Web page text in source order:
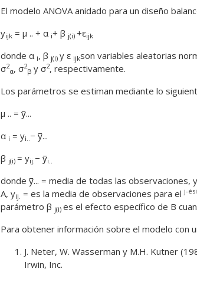
El modelo ANOVA anidado para un diseño
yijk = μ .. + α i+ β j(i) +εijk
donde α i, β j(i) y ε ijkson variables aleatorias
σ2
α, σ2
β y σ2, respectivamente.
Los parámetros se estiman mediante lo
μ .. = y̅...
α i = yi.. − y̅...
β j(i) = yij. − y̅i..
donde y̅... = media de todas las observaciones, y
A, yij. = es la media de observaciones para elj-
parámetro β j(i) es el efecto específico de B
Para obtener información sobre el modelo con
J. Neter, W. Wasserman y M.H. Kutner
Irwin, Inc.